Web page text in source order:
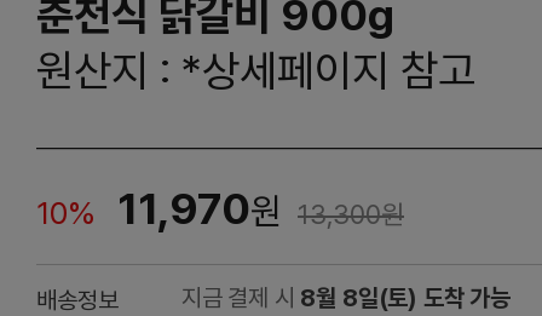
춘천식 닭갈비 900g
원산지 : *상세페이지 참고
10% 11,970원 13,300원
배송정보 지금 결제 시 8월 8일(토) 도착 가능